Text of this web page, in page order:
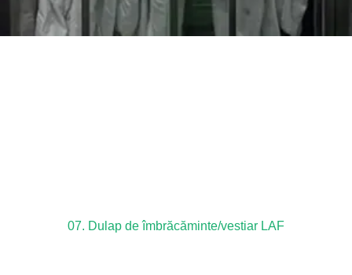
07. Dulap de îmbrăcăminte/vestiar LAF